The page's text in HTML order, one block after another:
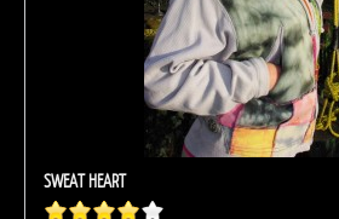
SWEAT HEART